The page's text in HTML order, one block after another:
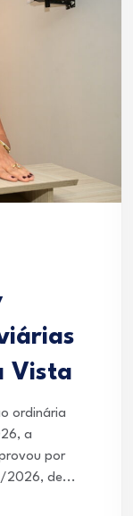
Vista
ordinária
a
por
2026, de...